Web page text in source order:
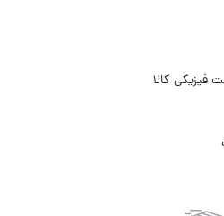
فیزیکی کالا